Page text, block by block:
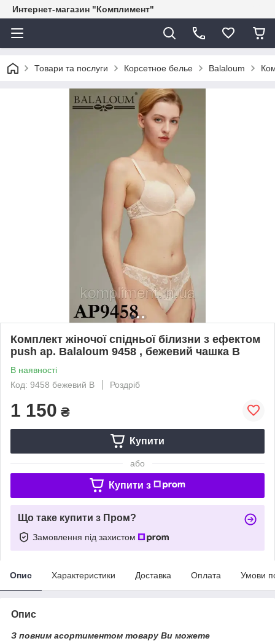
Интернет-магазин "Комплимент"
Товари та послуги Корсетное белье Balaloum
Комплект жіночої спідньої білизни з ефектом
push ap. Balaloum 9458 , бежевий чашка В
В наявності
Код: 9458 бежевий В
Роздріб
1 150 ₴
Купити
або
Купити з
Що таке купити з Пром?
Замовлення під захистом
Опис Характеристики Доставка Оплата Умови
Опис
З повним асортиментом товару Ви можете